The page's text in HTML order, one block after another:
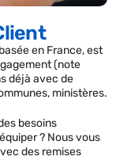
en France, est
(note
déjà avec de
ministères.
besoins
? Nous vous
des remises